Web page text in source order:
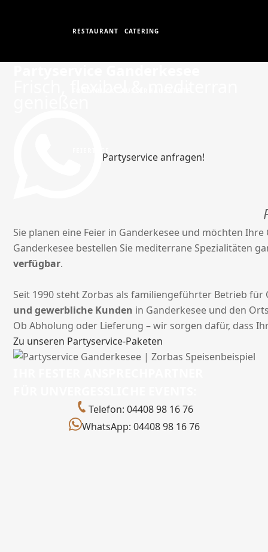
RESTAURANT CATERING
Partyservice anfragen!
Sie planen eine Feier in Ganderkesee und möchten
Ganderkesee bestellen Sie mediterrane Spezialitäten
verfügbar.
Seit 1990 steht Zorbas als familiengeführter Betrieb
und gewerbliche Kunden in Ganderkesee und den
Ob Abholung oder Lieferung – wir sorgen dafür, dass
Zu unseren Partyservice-Paketen
Telefon: 04408 98 16 76
WhatsApp: 04408 98 16 76